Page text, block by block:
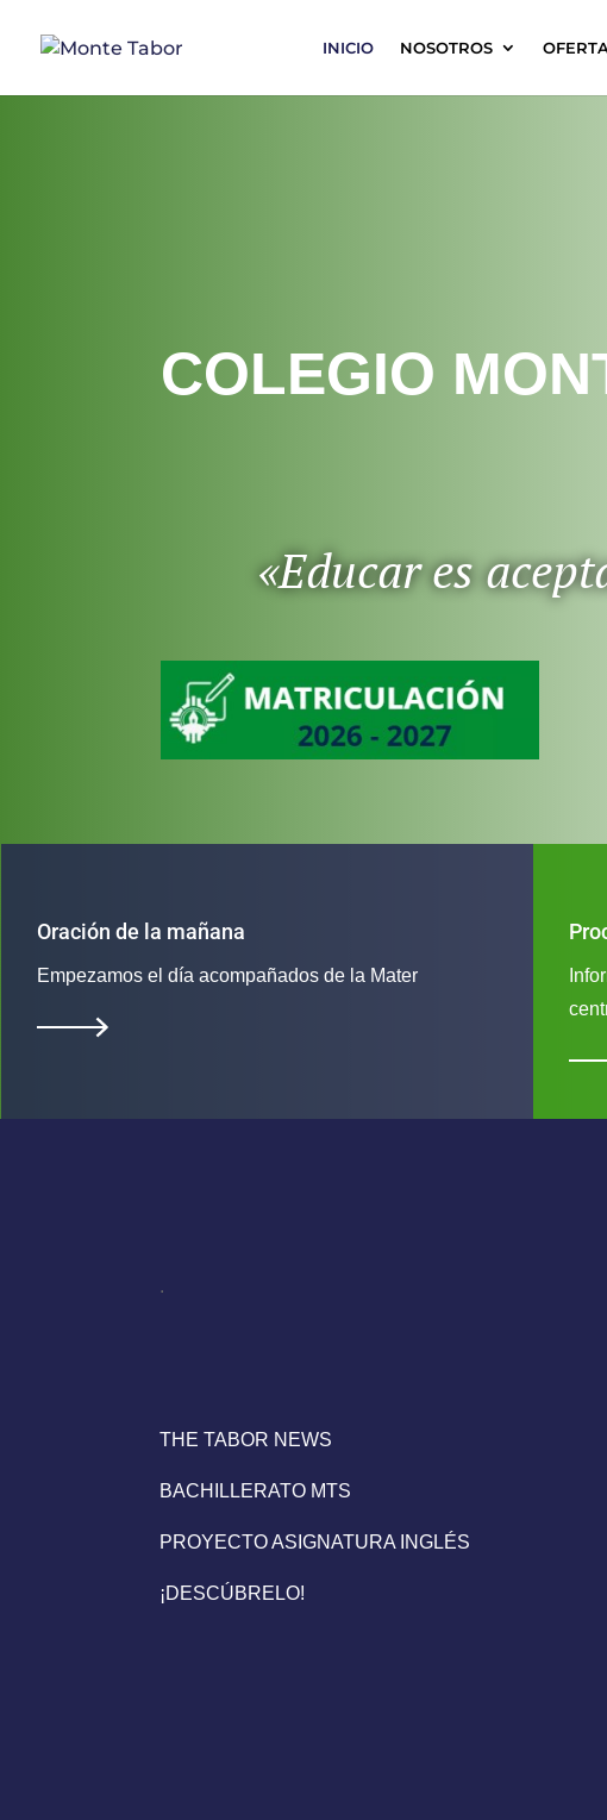
INICIO NOSOTROS
COLEGIO
«Educar es
Oración de la mañana
Empezamos el día acompañados de la Mater
.
THE TABOR NEWS
BACHILLERATO MTS
PROYECTO ASIGNATURA INGLÉS
¡DESCÚBRELO!